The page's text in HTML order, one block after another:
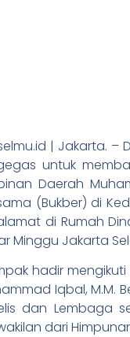
| Jakarta.
untuk
Daerah
(Bukber) di
di Rumah
Minggu Jakarta
hadir mengikuti
Iqbal, M.M.
dan Lembaga
dari